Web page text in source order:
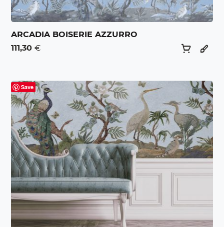
ARCADIA BOISERIE AZZURRO
111,30€
Save